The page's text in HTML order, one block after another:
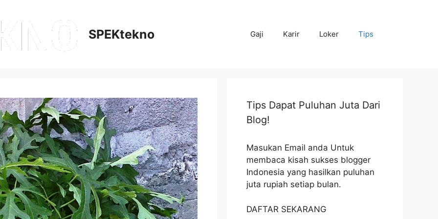
SPEKtekno Gaji Karir Loker Tips
Tips Dapat Puluhan Juta Dari
Blog!
Masukan Email anda Untuk
membaca kisah sukses blogger
Indonesia yang hasilkan puluhan
juta rupiah setiap bulan.
DAFTAR SEKARANG